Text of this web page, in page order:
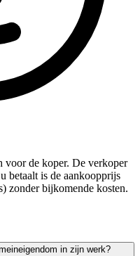
voor de koper. De verkoper
betaalt is de aankoopprijs
zonder bijkomende kosten.
in zijn werk?